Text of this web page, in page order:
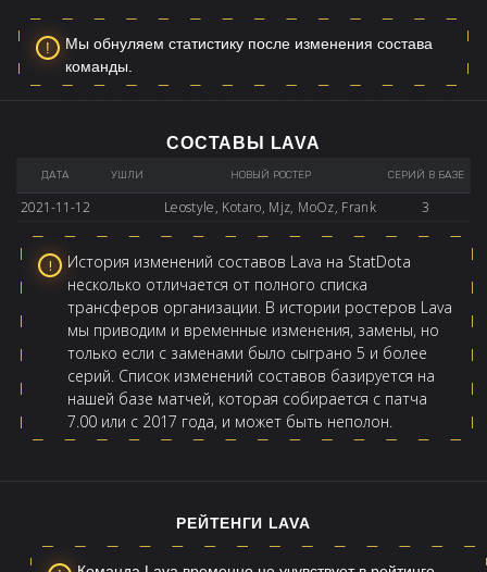
Мы обнуляем статистику после изменения состава
команды.
СОСТАВЫ LAVA
ДАТА УШЛИ НОВЫЙ РОСТЕР СЕРИЙ В БАЗЕ
2021-11-12 Leostyle, Kotaro, Mjz, MoOz, Frank 3
История изменений составов Lava на StatDota
несколько отличается от полного списка
трансферов организации. В истории ростеров Lava
мы приводим и временные изменения, замены, но
только если с заменами было сыграно 5 и более
серий. Список изменений составов базируется на
нашей базе матчей, которая собирается с патча
7.00 или с 2017 года, и может быть неполон.
РЕЙТЕНГИ LAVA